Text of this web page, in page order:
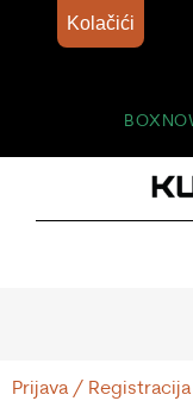
Prijava / Registracija
Kolačići